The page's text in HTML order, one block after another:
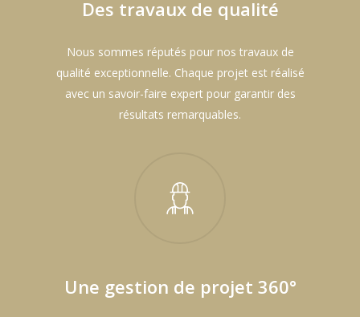
Des travaux de qualité
Nous sommes réputés pour nos travaux de
qualité exceptionnelle. Chaque projet est réalisé
avec un savoir-faire expert pour garantir des
résultats remarquables.
Une gestion de projet 360°